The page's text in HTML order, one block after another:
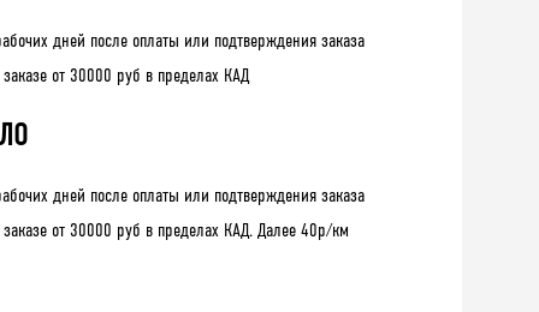
дней после оплаты или подтверждения заказа
от 30000 руб в пределах КАД
дней после оплаты или подтверждения заказа
заказе от 30000 руб в пределах КАД. Далее 40р/км